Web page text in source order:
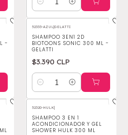
Cantidad
-
52333-AZUL |GELATTI
SHAMPOO 3EN1 2D
BIOTOONS SONIC 300 ML -
GELATTI
$3.390 CLP
Cantidad
-25%OFF
52320-HULK|
SHAMPOO 3 EN 1
ACONDICIONADOR Y GEL
SHOWER HULK 300 ML